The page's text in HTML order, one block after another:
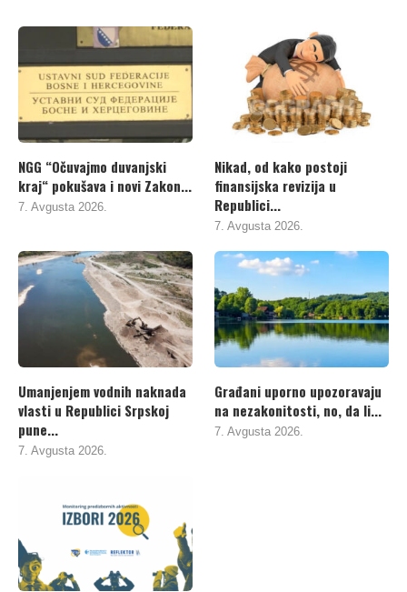
NGG “Očuvajmo duvanjski
kraj“ pokušava i novi Zakon...
7. Avgusta 2026.
Nikad, od kako postoji
finansijska revizija u
Republici...
7. Avgusta 2026.
Umanjenjem vodnih naknada
vlasti u Republici Srpskoj
pune...
7. Avgusta 2026.
Građani uporno upozoravaju
na nezakonitosti, no, da li...
7. Avgusta 2026.